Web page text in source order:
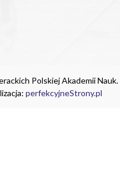
Polskiej Akademii Nauk.
perfekcyjneStrony.pl